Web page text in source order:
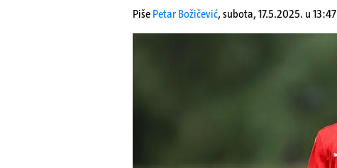
Piše Petar Božičević,subota, 17.5.2025. u 13:47